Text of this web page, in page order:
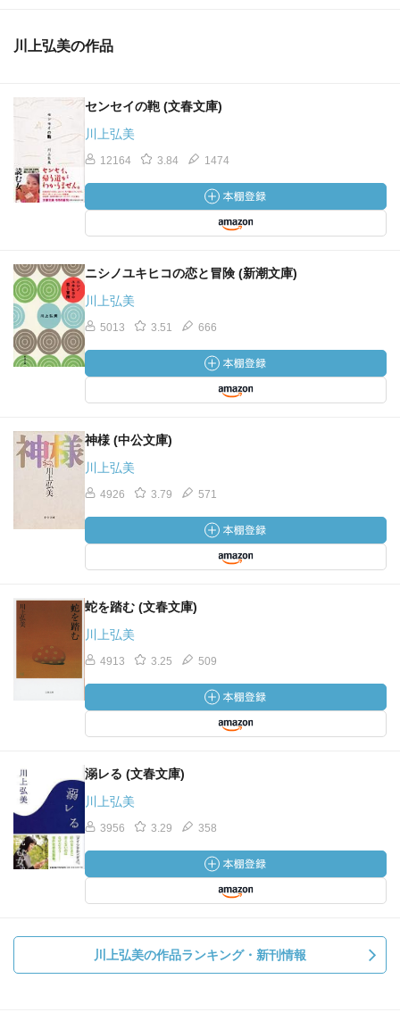
川上弘美の作品
センセイの鞄 (文春文庫)
川上弘美
12164 3.84 1474
ニシノユキヒコの恋と冒険 (新潮文庫)
川上弘美
5013 3.51 666
神様 (中公文庫)
川上弘美
4926 3.79 571
蛇を踏む (文春文庫)
川上弘美
4913 3.25 509
溺レる (文春文庫)
川上弘美
3956 3.29 358
川上弘美の作品ランキング・新刊情報